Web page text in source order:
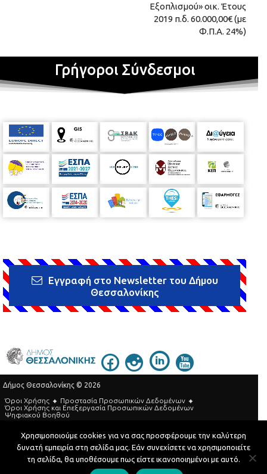
Εξοπλισμού» οικ. Έτους
2019 π.δ. 60.000,00€ (με
Φ.Π.Α. 24%)
Γρήγοροι Σύνδεσμοι
Εγγραφή στο Newsletter του Δήμου
Θεσσαλονίκης
Δήμος Θεσσαλονίκης © 2026
Όροι Χρήσης
Προστασία Προσωπικών Δεδομένων
Όροι Xρήσης και Eπεξεργασία Προσωπικών Δεδομένων
Ψηφιακού Βοηθού
Τηλεφωνικός Κατάλογος
Developed by MyCompany Projects
Χρησιμοποιούμε cookies για να σας προσφέρουμε την καλύτερη
δυνατή εμπειρία στη σελίδα μας. Εάν συνεχίσετε να χρησιμοποιείτε
τη σελίδα, θα υποθέσουμε πως είστε ικανοποιημένοι με αυτό.